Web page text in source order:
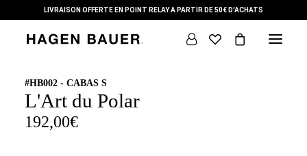
LIVRAISON OFFERTE EN POINT RELAY A PARTIR DE 50€ D'ACHATS
DÉMARCHE
#HB002 - CABAS S
L'Art du Polar
192,00€